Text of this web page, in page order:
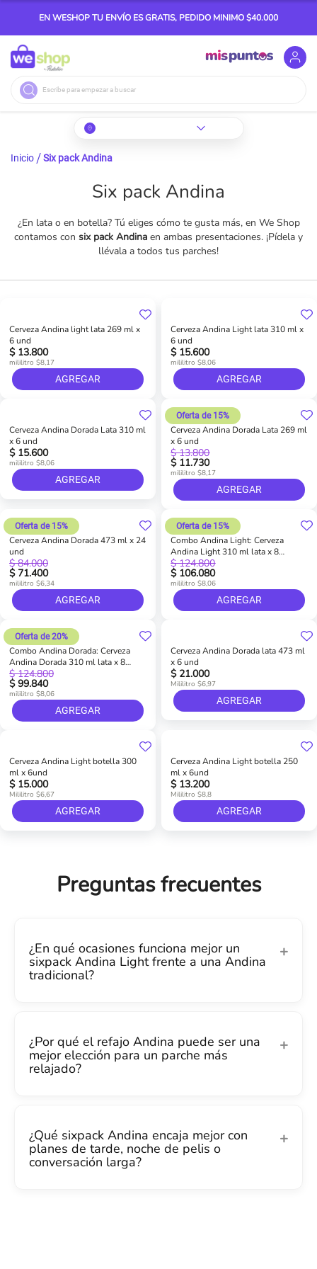
EN WESHOP TU ENVÍO ES GRATIS, PEDIDO MINIMO $40.000
Buscar
Inicio Six pack Andina
Six pack Andina
¿En lata o en botella? Tú eliges cómo te gusta más, en We Shop
contamos con six pack Andina en ambas presentaciones. ¡Pídela y
llévala a todos tus parches!
Cerveza Andina light lata 269 ml x
6 und
$ 13.800
mililitro $8,17
AGREGAR
Cerveza Andina Light lata 310 ml x
6 und
$ 15.600
mililitro $8,06
AGREGAR
Cerveza Andina Dorada Lata 310 ml
x 6 und
$ 15.600
mililitro $8,06
AGREGAR
Cerveza Andina Dorada Lata 269 ml
x 6 und
$ 11.730
$ 13.800
Oferta de 15%
mililitro $8,17
AGREGAR
Cerveza Andina Dorada 473 ml x 24
und
$ 71.400
$ 84.000
Oferta de 15%
mililitro $6,34
AGREGAR
Combo Andina Light: Cerveza
Andina Light 310 ml lata x 8
sixpack (48 und)
$ 106.080
$ 124.800
Oferta de 15%
mililitro $8,06
AGREGAR
Combo Andina Dorada: Cerveza
Andina Dorada 310 ml lata x 8
sixpack (48 und)
$ 99.840
$ 124.800
Oferta de 20%
mililitro $8,06
AGREGAR
Cerveza Andina Dorada lata 473 ml
x 6 und
$ 21.000
Mililitro $6,97
AGREGAR
Cerveza Andina Light botella 300
ml x 6und
$ 15.000
Mililitro $6,67
AGREGAR
Cerveza Andina Light botella 250
ml x 6und
$ 13.200
Mililitro $8,8
AGREGAR
Preguntas frecuentes
¿En qué ocasiones funciona mejor un
sixpack Andina Light frente a una Andina
tradicional?
¿Por qué el refajo Andina puede ser una
mejor elección para un parche más
relajado?
¿Qué sixpack Andina encaja mejor con
planes de tarde, noche de pelis o
conversación larga?